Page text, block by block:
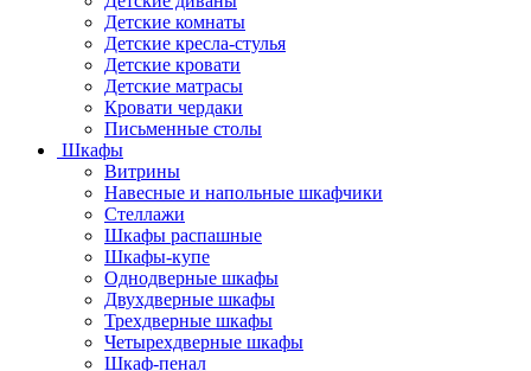
Детские комнаты
Детские кресла-стулья
Детские кровати
Детские матрасы
Кровати чердаки
Письменные столы
Шкафы
Витрины
Навесные и напольные шкафчики
Стеллажи
Шкафы распашные
Шкафы-купе
Однодверные шкафы
Двухдверные шкафы
Трехдверные шкафы
Четырехдверные шкафы
Шкаф-пенал